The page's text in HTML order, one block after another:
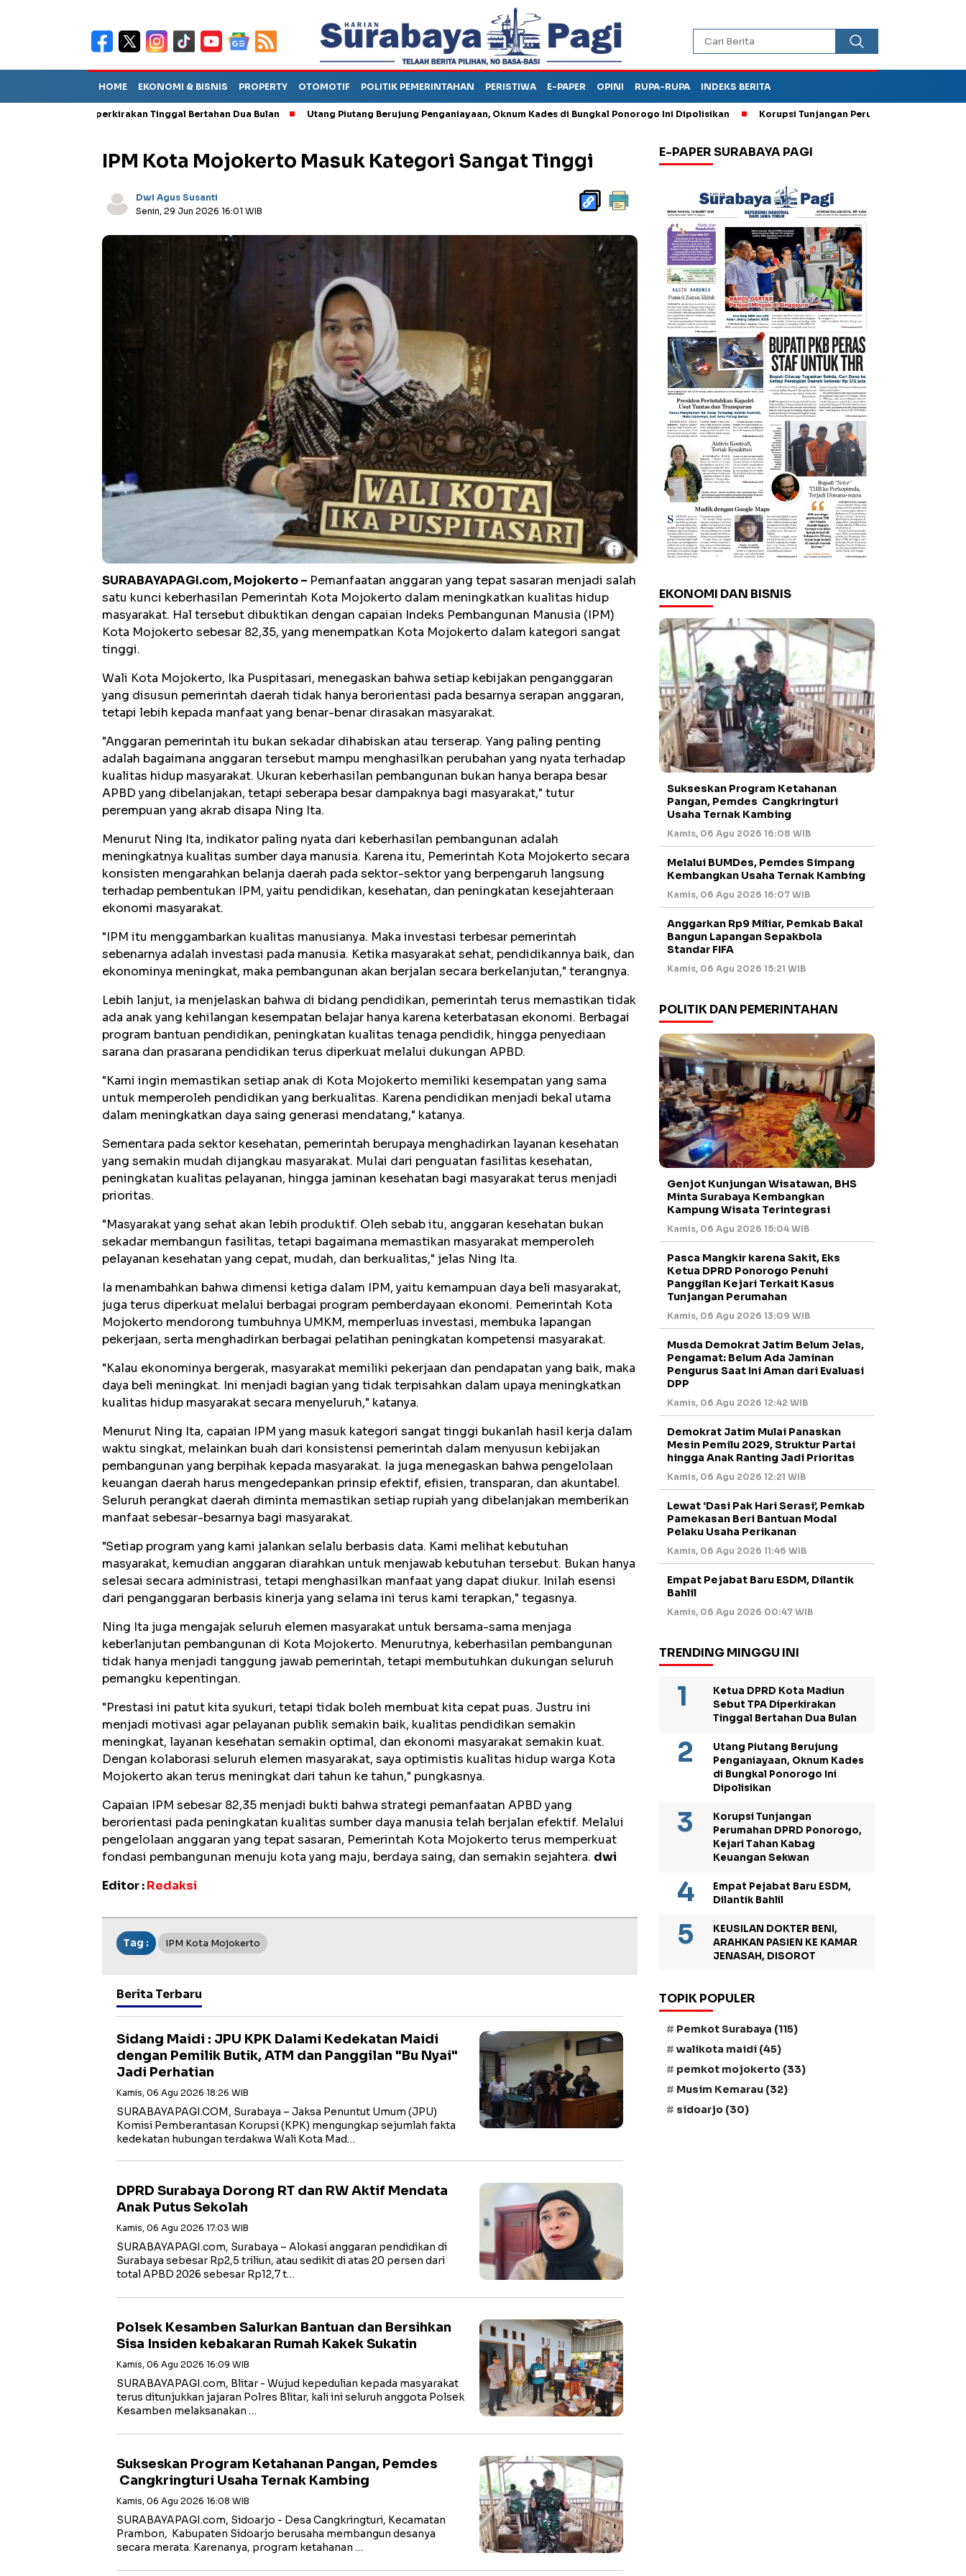
HOME EKONOMI & BISNIS PROPERTY OTOMOTIF POLITIK PEMERINTAHAN PERISTIWA E-PAPER OPINI RUPA-RUPA INDEKS BERITA
TPA Diperkirakan Tinggal Bertahan Dua Bulan Utang Piutang Berujung Penganiayaan, Oknum Kades di Bungkal Ponorogo Ini Dipolisikan Korupsi Tunjangan Perumahan DPRD Ponorogo,
IPM Kota Mojokerto Masuk Kategori Sangat Tinggi
Dwi Agus Susanti
Senin, 29 Jun 2026 16:01 WIB
i
SURABAYAPAGI.com, Mojokerto – Pemanfaatan anggaran yang tepat sasaran menjadi salah
satu kunci keberhasilan Pemerintah Kota Mojokerto dalam meningkatkan kualitas hidup
masyarakat. Hal tersebut dibuktikan dengan capaian Indeks Pembangunan Manusia (IPM)
Kota Mojokerto sebesar 82,35, yang menempatkan Kota Mojokerto dalam kategori sangat
tinggi.
Wali Kota Mojokerto, Ika Puspitasari, menegaskan bahwa setiap kebijakan penganggaran
yang disusun pemerintah daerah tidak hanya berorientasi pada besarnya serapan anggaran,
tetapi lebih kepada manfaat yang benar-benar dirasakan masyarakat.
"Anggaran pemerintah itu bukan sekadar dihabiskan atau terserap. Yang paling penting
adalah bagaimana anggaran tersebut mampu menghasilkan perubahan yang nyata terhadap
kualitas hidup masyarakat. Ukuran keberhasilan pembangunan bukan hanya berapa besar
APBD yang dibelanjakan, tetapi seberapa besar dampaknya bagi masyarakat," tutur
perempuan yang akrab disapa Ning Ita.
Menurut Ning Ita, indikator paling nyata dari keberhasilan pembangunan adalah
meningkatnya kualitas sumber daya manusia. Karena itu, Pemerintah Kota Mojokerto secara
konsisten mengarahkan belanja daerah pada sektor-sektor yang berpengaruh langsung
terhadap pembentukan IPM, yaitu pendidikan, kesehatan, dan peningkatan kesejahteraan
ekonomi masyarakat.
"IPM itu menggambarkan kualitas manusianya. Maka investasi terbesar pemerintah
sebenarnya adalah investasi pada manusia. Ketika masyarakat sehat, pendidikannya baik, dan
ekonominya meningkat, maka pembangunan akan berjalan secara berkelanjutan," terangnya.
Lebih lanjut, ia menjelaskan bahwa di bidang pendidikan, pemerintah terus memastikan tidak
ada anak yang kehilangan kesempatan belajar hanya karena keterbatasan ekonomi. Berbagai
program bantuan pendidikan, peningkatan kualitas tenaga pendidik, hingga penyediaan
sarana dan prasarana pendidikan terus diperkuat melalui dukungan APBD.
"Kami ingin memastikan setiap anak di Kota Mojokerto memiliki kesempatan yang sama
untuk memperoleh pendidikan yang berkualitas. Karena pendidikan menjadi bekal utama
dalam meningkatkan daya saing generasi mendatang," katanya.
Sementara pada sektor kesehatan, pemerintah berupaya menghadirkan layanan kesehatan
yang semakin mudah dijangkau masyarakat. Mulai dari penguatan fasilitas kesehatan,
peningkatan kualitas pelayanan, hingga jaminan kesehatan bagi masyarakat terus menjadi
prioritas.
"Masyarakat yang sehat akan lebih produktif. Oleh sebab itu, anggaran kesehatan bukan
sekadar membangun fasilitas, tetapi bagaimana memastikan masyarakat memperoleh
pelayanan kesehatan yang cepat, mudah, dan berkualitas," jelas Ning Ita.
Ia menambahkan bahwa dimensi ketiga dalam IPM, yaitu kemampuan daya beli masyarakat,
juga terus diperkuat melalui berbagai program pemberdayaan ekonomi. Pemerintah Kota
Mojokerto mendorong tumbuhnya UMKM, memperluas investasi, membuka lapangan
pekerjaan, serta menghadirkan berbagai pelatihan peningkatan kompetensi masyarakat.
"Kalau ekonominya bergerak, masyarakat memiliki pekerjaan dan pendapatan yang baik, maka
daya beli meningkat. Ini menjadi bagian yang tidak terpisahkan dalam upaya meningkatkan
kualitas hidup masyarakat secara menyeluruh," katanya.
Menurut Ning Ita, capaian IPM yang masuk kategori sangat tinggi bukanlah hasil kerja dalam
waktu singkat, melainkan buah dari konsistensi pemerintah dalam menyusun kebijakan
pembangunan yang berpihak kepada masyarakat. Ia juga menegaskan bahwa pengelolaan
keuangan daerah harus mengedepankan prinsip efektif, efisien, transparan, dan akuntabel.
Seluruh perangkat daerah diminta memastikan setiap rupiah yang dibelanjakan memberikan
manfaat sebesar-besarnya bagi masyarakat.
"Setiap program yang kami jalankan selalu berbasis data. Kami melihat kebutuhan
masyarakat, kemudian anggaran diarahkan untuk menjawab kebutuhan tersebut. Bukan hanya
selesai secara administrasi, tetapi menghasilkan manfaat yang dapat diukur. Inilah esensi
dari penganggaran berbasis kinerja yang selama ini terus kami terapkan," tegasnya.
Ning Ita juga mengajak seluruh elemen masyarakat untuk bersama-sama menjaga
keberlanjutan pembangunan di Kota Mojokerto. Menurutnya, keberhasilan pembangunan
tidak hanya menjadi tanggung jawab pemerintah, tetapi membutuhkan dukungan seluruh
pemangku kepentingan.
"Prestasi ini patut kita syukuri, tetapi tidak boleh membuat kita cepat puas. Justru ini
menjadi motivasi agar pelayanan publik semakin baik, kualitas pendidikan semakin
meningkat, layanan kesehatan semakin optimal, dan ekonomi masyarakat semakin kuat.
Dengan kolaborasi seluruh elemen masyarakat, saya optimistis kualitas hidup warga Kota
Mojokerto akan terus meningkat dari tahun ke tahun," pungkasnya.
Capaian IPM sebesar 82,35 menjadi bukti bahwa strategi pemanfaatan APBD yang
berorientasi pada peningkatan kualitas sumber daya manusia telah berjalan efektif. Melalui
pengelolaan anggaran yang tepat sasaran, Pemerintah Kota Mojokerto terus memperkuat
fondasi pembangunan menuju kota yang maju, berdaya saing, dan semakin sejahtera. dwi
Editor :Redaksi
Tag : IPM Kota Mojokerto
Berita Terbaru
Sidang Maidi : JPU KPK Dalami Kedekatan Maidi
dengan Pemilik Butik, ATM dan Panggilan "Bu Nyai"
Jadi Perhatian
Kamis, 06 Agu 2026 18:26 WIB
‎SURABAYAPAGI.COM, Surabaya – Jaksa Penuntut Umum (JPU)
Komisi Pemberantasan Korupsi (KPK) mengungkap sejumlah fakta
kedekatan hubungan terdakwa Wali Kota Mad…
DPRD Surabaya Dorong RT dan RW Aktif Mendata
Anak Putus Sekolah
Kamis, 06 Agu 2026 17:03 WIB
SURABAYAPAGI.com, Surabaya – Alokasi anggaran pendidikan di
Surabaya sebesar Rp2,5 triliun, atau sedikit di atas 20 persen dari
total APBD 2026 sebesar Rp12,7 t…
Polsek Kesamben Salurkan Bantuan dan Bersihkan
Sisa Insiden kebakaran Rumah Kakek Sukatin
Kamis, 06 Agu 2026 16:09 WIB
SURABAYAPAGI.com, Blitar - Wujud kepedulian kepada masyarakat
terus ditunjukkan jajaran Polres Blitar, kali ini seluruh anggota Polsek
Kesamben melaksanakan …
Sukseskan Program Ketahanan Pangan, Pemdes
Cangkringturi Usaha Ternak Kambing
Kamis, 06 Agu 2026 16:08 WIB
SURABAYAPAGI.com, Sidoarjo - Desa Cangkringturi, Kecamatan
Prambon, Kabupaten Sidoarjo berusaha membangun desanya
secara merata. Karenanya, program ketahanan …
E-PAPER SURABAYA PAGI
EKONOMI DAN BISNIS
Sukseskan Program Ketahanan
Pangan, Pemdes Cangkringturi
Usaha Ternak Kambing
Kamis, 06 Agu 2026 16:08 WIB
Melalui BUMDes, Pemdes Simpang
Kembangkan Usaha Ternak Kambing
Kamis, 06 Agu 2026 16:07 WIB
Anggarkan Rp9 Miliar, Pemkab Bakal
Bangun Lapangan Sepakbola
Standar FIFA
Kamis, 06 Agu 2026 15:21 WIB
POLITIK DAN PEMERINTAHAN
Genjot Kunjungan Wisatawan, BHS
Minta Surabaya Kembangkan
Kampung Wisata Terintegrasi
Kamis, 06 Agu 2026 15:04 WIB
Pasca Mangkir karena Sakit, Eks
Ketua DPRD Ponorogo Penuhi
Panggilan Kejari Terkait Kasus
Tunjangan Perumahan
Kamis, 06 Agu 2026 13:09 WIB
Musda Demokrat Jatim Belum Jelas,
Pengamat: Belum Ada Jaminan
Pengurus Saat Ini Aman dari Evaluasi
DPP
Kamis, 06 Agu 2026 12:42 WIB
Demokrat Jatim Mulai Panaskan
Mesin Pemilu 2029, Struktur Partai
hingga Anak Ranting Jadi Prioritas
Kamis, 06 Agu 2026 12:21 WIB
Lewat ‘Dasi Pak Hari Serasi’, Pemkab
Pamekasan Beri Bantuan Modal
Pelaku Usaha Perikanan
Kamis, 06 Agu 2026 11:46 WIB
Empat Pejabat Baru ESDM, Dilantik
Bahlil
Kamis, 06 Agu 2026 00:47 WIB
TRENDING MINGGU INI
Ketua DPRD Kota Madiun
Sebut TPA Diperkirakan
Tinggal Bertahan Dua Bulan
Utang Piutang Berujung
Penganiayaan, Oknum Kades
di Bungkal Ponorogo Ini
Dipolisikan
Korupsi Tunjangan
Perumahan DPRD Ponorogo,
Kejari Tahan Kabag
Keuangan Sekwan
Empat Pejabat Baru ESDM,
Dilantik Bahlil
KEUSILAN DOKTER BENI,
ARAHKAN PASIEN KE KAMAR
JENASAH, DISOROT
TOPIK POPULER
Pemkot Surabaya (115)
walikota maidi (45)
pemkot mojokerto (33)
Musim Kemarau (32)
sidoarjo (30)